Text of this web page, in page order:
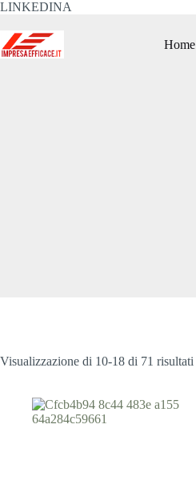
LINKEDINA
Home
Visualizzazione di 10-18 di 71 risultati